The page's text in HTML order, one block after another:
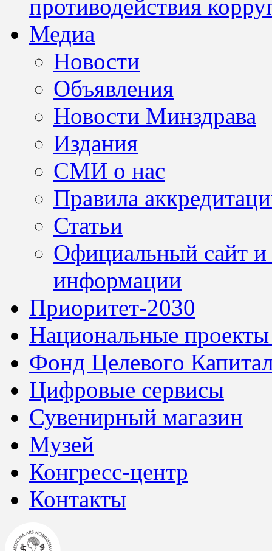
противодействия
Медиа
Новости
Объявления
Новости Минздрава
Издания
СМИ о нас
Правила
Статьи
Официальный сайт
информации
Приоритет-2030
Национальные
Фонд Целевого
Цифровые сервисы
Сувенирный магазин
Музей
Конгресс-центр
Контакты